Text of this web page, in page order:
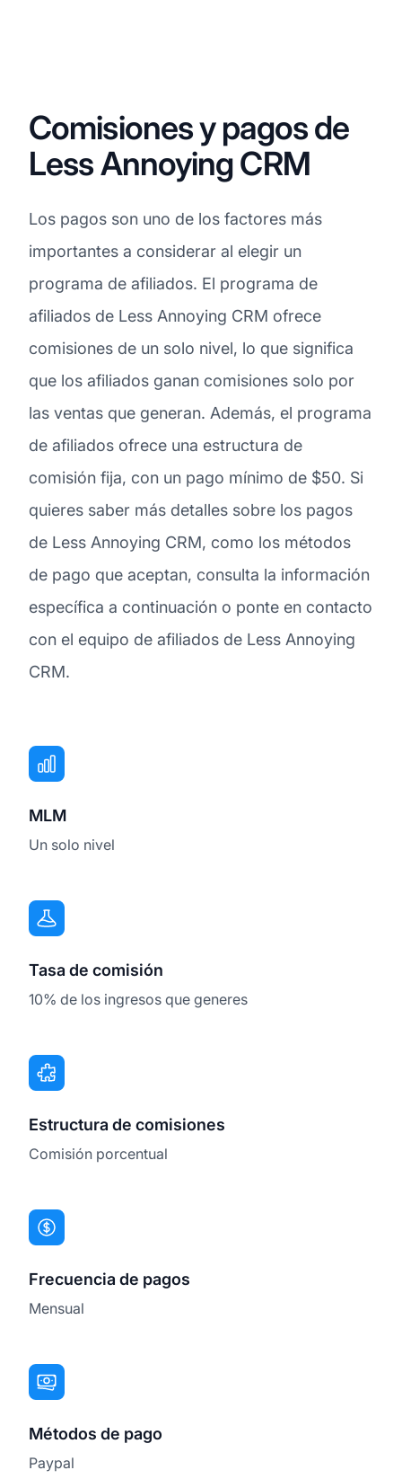
Comisiones y pagos de
Less Annoying CRM
Los pagos son uno de los factores más
importantes a considerar al elegir un
programa de afiliados. El programa de
afiliados de Less Annoying CRM ofrece
comisiones de un solo nivel, lo que significa
que los afiliados ganan comisiones solo por
las ventas que generan. Además, el programa
de afiliados ofrece una estructura de
comisión fija, con un pago mínimo de $50. Si
quieres saber más detalles sobre los pagos
de Less Annoying CRM, como los métodos
de pago que aceptan, consulta la información
específica a continuación o ponte en contacto
con el equipo de afiliados de Less Annoying
CRM.
MLM
Un solo nivel
Tasa de comisión
10% de los ingresos que generes
Estructura de comisiones
Comisión porcentual
Frecuencia de pagos
Mensual
Métodos de pago
Paypal